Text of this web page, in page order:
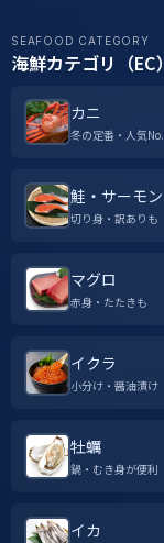
SEAFOOD CATEGORY
海鮮カテゴリ（EC）
カニ
冬の定番・人気
鮭・サーモン
切り身・訳ありも
マグロ
赤身・たたきも
イクラ
小分け・醤油漬け
牡蠣
鍋・むき身が便利
イカ